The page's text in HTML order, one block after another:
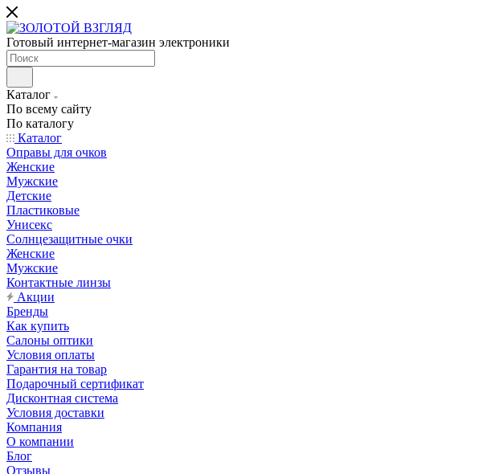
Готовый интернет-магазин электроники
Каталог
По всему сайту
По каталогу
Каталог
Оправы для очков
Женские
Мужские
Детские
Пластиковые
Унисекс
Солнцезащитные очки
Женские
Мужские
Контактные линзы
Акции
Бренды
Как купить
Салоны оптики
Условия оплаты
Гарантия на товар
Подарочный сертификат
Дисконтная система
Условия доставки
Компания
О компании
Блог
Отзывы